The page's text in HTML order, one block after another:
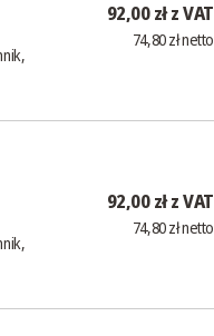
92,00 zł z VAT
74,80 zł netto
92,00 zł z VAT
74,80 zł netto